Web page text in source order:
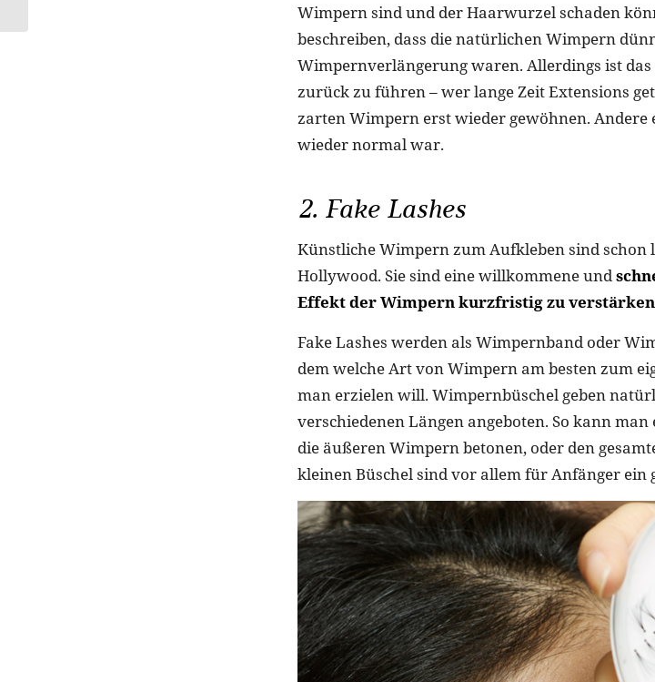
Wimpern sind und der Haarwurzel schaden
beschreiben, dass die natürlichen Wimpern
Wimpernverlängerung waren. Allerdings ist
zurück zu führen – wer lange Zeit Extensions
zarten Wimpern erst wieder gewöhnen. Andere
wieder normal war.
2. Fake Lashes
Künstliche Wimpern zum Aufkleben sind schon
Hollywood. Sie sind eine willkommene und
Effekt der Wimpern kurzfristig zu verstärken
Fake Lashes werden als Wimpernband oder
dem welche Art von Wimpern am besten zum
man erzielen will. Wimpernbüschel geben
verschiedenen Längen angeboten. So kann
die äußeren Wimpern betonen, oder den
kleinen Büschel sind vor allem für Anfänger ein